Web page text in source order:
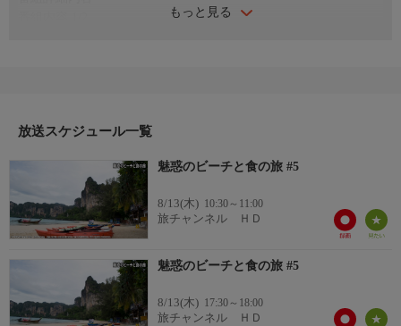
もっと見る
番組内容 2/2
今回はまずハワイ オアフ島のノースショアへ。100万ドルのサー
フィンの大会やジューシーなジャンボシュリンプを楽しみ、その
後はメキシコのオアシス、コスメル島でシュノーケリングをし
（原題：Bikinis & Boardwalks (Season 2)）日本語字幕
放送スケジュール一覧
魅惑のビーチと食の旅 #5
8/13(木) 10:30～11:00
旅チャンネル ＨＤ
魅惑のビーチと食の旅 #5
8/13(木) 17:30～18:00
旅チャンネル ＨＤ